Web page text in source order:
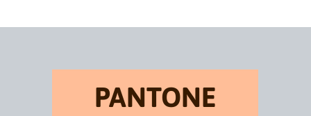
PANTONE